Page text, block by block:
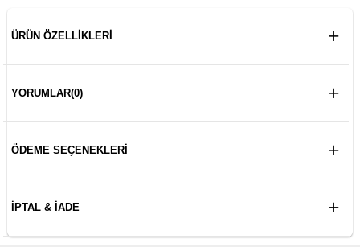
ÜRÜN ÖZELLIKLERI
YORUMLAR(0)
ÖDEME SEÇENEKLERI
İPTAL & İADE